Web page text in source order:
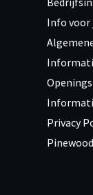
Info
Privacy